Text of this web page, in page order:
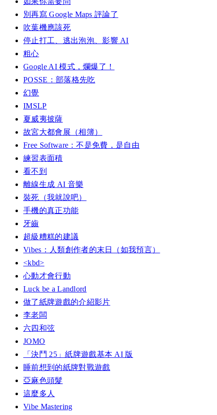
別再寫 Google Maps 評論了
吹葉機應該死
停止打工、逃出泡泡、影響 AI
粗心
Google AI 模式，爛爆了！
POSSE：部落格先吃
幻覺
IMSLP
夏威夷披薩
故宮大都會展（相簿）
Free Software：不是免費，是自由
練習表面積
看不到
離線生成 AI 音樂
裝死（我就說吧）
手機的真正功能
牙齒
超級糟糕的建議
Vibes：人類創作者的末日（如我預言）
<kbd>
心動才會行動
Luck be a Landlord
做了紙牌遊戲的介紹影片
李老闆
六四和弦
JOMO
「決鬥 25」紙牌遊戲基本 AI 版
睡前想到的紙牌對戰遊戲
亞麻色頭髮
這麼多人
Vibe Mastering